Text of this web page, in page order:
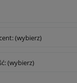
(wybierz)
(wybierz)